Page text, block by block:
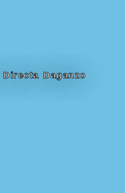
Daganzo